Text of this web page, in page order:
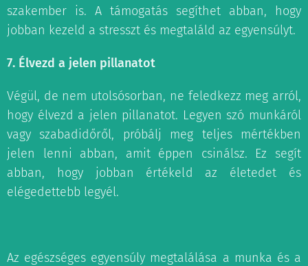
szakember is. A támogatás segíthet abban, hogy
jobban kezeld a stresszt és megtaláld az egyensúlyt.
7. Élvezd a jelen pillanatot
Végül, de nem utolsósorban, ne feledkezz meg arról,
hogy élvezd a jelen pillanatot. Legyen szó munkáról
vagy szabadidőről, próbálj meg teljes mértékben
jelen lenni abban, amit éppen csinálsz. Ez segít
abban, hogy jobban értékeld az életedet és
elégedettebb legyél.
Az egészséges egyensúly megtalálása a munka és a